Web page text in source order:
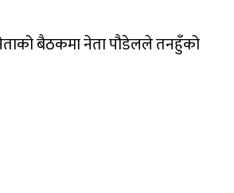
नेताको बैठकमा नेता पौडेलले तनहुँको